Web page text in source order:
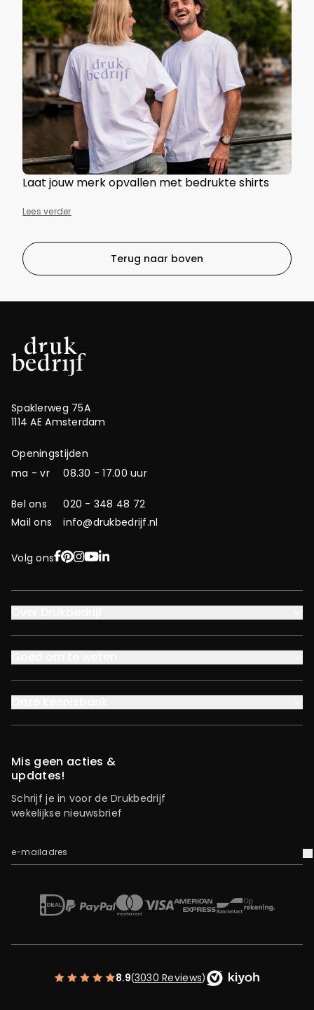
Laat jouw merk opvallen met bedrukte shirts
Lees verder
Terug naar boven
Spaklerweg 75A
1114 AE Amsterdam
Openingstijden
ma - vr
08.30 - 17.00 uur
Bel ons
020 - 348 48 72
Mail ons
info@drukbedrijf.nl
Volg onsFacebook
Pinterest
Instagram
YouTube
LinkedIn
Mis geen acties &
updates!
Schrijf je in voor de Drukbedrijf
wekelijkse nieuwsbrief
e-mailadres
iDEALPaypal Mastercard
Visa American Express
BancontactOp rekening
8.9(3030 Reviews)